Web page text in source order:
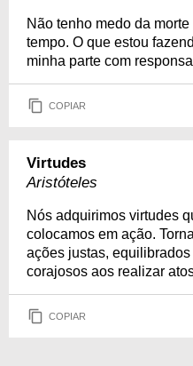
Não tenho medo da
tempo. O que estou
minha parte com
COPIAR
Virtudes
Aristóteles
Nós adquirimos virtudes
colocamos em ação.
ações justas,
corajosos aos realizar
COPIAR